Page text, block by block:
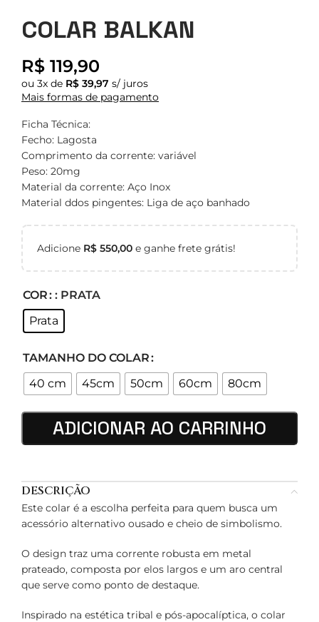
COLAR BALKAN
R$ 119,90
ou 3x de R$ 39,97 s/ juros
Mais formas de pagamento
Ficha Técnica:
Fecho: Lagosta
Comprimento da corrente: variável
Peso: 20mg
Material da corrente: Aço Inox
Material ddos pingentes: Liga de aço banhado
Adicione R$ 550,00 e ganhe frete grátis!
COR : PRATA
Prata
TAMANHO DO COLAR
40 cm
45cm 50cm 60cm 80cm
ADICIONAR AO CARRINHO
DESCRIÇÃO
Este colar é a escolha perfeita para quem busca um
acessório alternativo ousado e cheio de simbolismo.
O design traz uma corrente robusta em metal
prateado, composta por elos largos e um aro central
que serve como ponto de destaque.
Inspirado na estética tribal e pós-apocalíptica, o colar